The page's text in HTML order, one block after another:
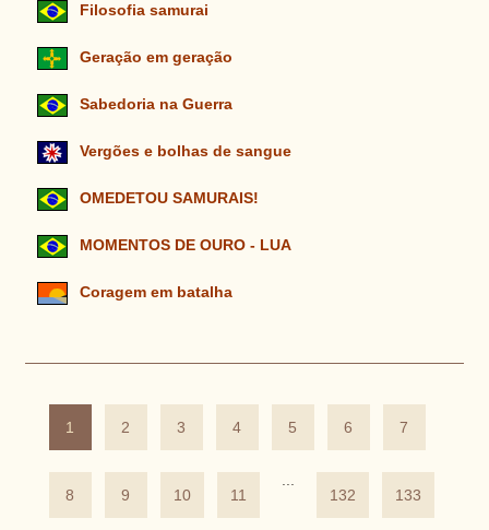
Filosofia samurai
Geração em geração
Sabedoria na Guerra
Vergões e bolhas de sangue
OMEDETOU SAMURAIS!
MOMENTOS DE OURO - LUA
Coragem em batalha
1 2 3 4 5 6 7
8 9 10 11
132
133